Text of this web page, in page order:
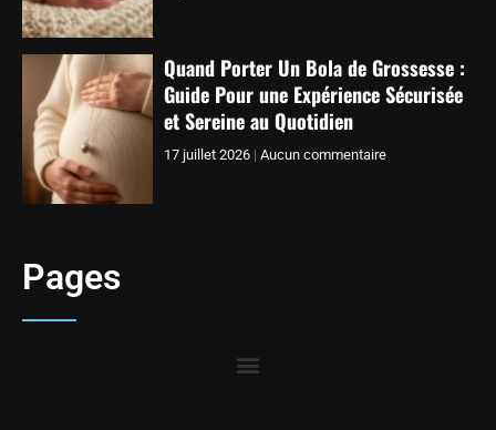
Quand Porter Un Bola de Grossesse :
Guide Pour une Expérience Sécurisée
et Sereine au Quotidien
17 juillet 2026 Aucun commentaire
Pages